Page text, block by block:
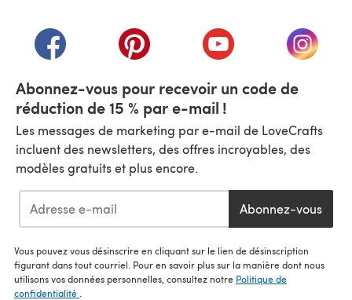
(s'ouvre dans un nouvel onglet)
(s'ouvre dans un nouvel onglet)
(s'ouvre dans un(s'ouvre
Abonnez-vous pour recevoir un code de
réduction de 15 % par e-mail !
Les messages de marketing par e-mail de LoveCrafts
incluent des newsletters, des offres incroyables, des
modèles gratuits et plus encore.
Abonnez-vous
Vous pouvez vous désinscrire en cliquant sur le lien de désinscription
figurant dans tout courriel. Pour en savoir plus sur la manière dont nous
utilisons vos données personnelles, consultez notre Politique de
confidentialité